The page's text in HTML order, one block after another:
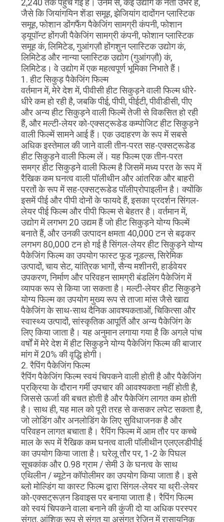
जैसे कि जियांगयिन शेंडा समूह, झेजियांग दादोंगन प्लास्टिक
समूह, फोशान डोंगफैंग पैकेजिंग सामग्री कंपनी, फोशान
ड्यूपॉन्ट होंगजी पैकेजिंग सामग्री कंपनी, फोशान प्लास्टिक
समूह कं, लिमिटेड, गुआंगज़ौ होंगशुन प्लास्टिक उद्योग कं,
लिमिटेड और नान्या प्लास्टिक उद्योग (गुआंगज़ौ) कं,
लिमिटेड। वे उद्योग में एक महत्वपूर्ण भूमिका निभाते हैं।
1. हीट सिकुड़ पैकेजिंग फिल्म
वर्तमान में, मेरे देश में, पीवीसी हीट सिकुड़ने वाली फिल्म धीरे-
धीरे कम हो रही है, जबकि पीई, पीपी, पीईटी, पीवीडीसी, पीए
और अन्य हीट सिकुड़ने वाली फिल्में तेजी से विकसित हो रही
हैं, और मल्टी-लेयर को-एक्सट्रूडेड कम्पोजिट हीट सिकुड़ने
वाली फिल्में सामने आई हैं। एक उदाहरण के रूप में सबसे
अधिक इस्तेमाल की जाने वाली तीन-परत सह-एक्सट्रूडेड
हीट सिकुड़ने वाली फिल्म लें। यह फिल्म एक तीन-परत
समग्र हीट सिकुड़ने वाली फिल्म है जिसमें मध्य परत के रूप में
रैखिक कम घनत्व वाली पॉलीथीन और आंतरिक और बाहरी
परतों के रूप में सह-एक्सट्रूडेड पॉलीप्रोपाइलीन है। क्योंकि
इसमें पीई और पीपी दोनों के फायदे हैं, इसका प्रदर्शन सिंगल-
लेयर पीई फिल्म और पीपी फिल्म से बेहतर है। वर्तमान में,
उद्योग में लगभग 20 उद्यम हैं जो हीट सिकुड़ने योग्य फिल्में
बनाते हैं, और उनकी उत्पादन क्षमता 40,000 टन से बढ़कर
लगभग 80,000 टन हो गई है सिंगल-लेयर हीट सिकुड़ने योग्य
पैकेजिंग फिल्म का उपयोग फास्ट फूड नूडल्स, सिरेमिक
उत्पादों, चाय सेट, यांत्रिक भागों, सैन्य मशीनरी, हार्डवेयर
उपकरण, निर्माण और परिवहन सामग्री बंडलिंग पैकेजिंग में
व्यापक रूप से किया जा सकता है। मल्टी-लेयर हीट सिकुड़ने
योग्य फिल्म का उपयोग मुख्य रूप से ताजा मांस जैसे खाद्य
पैकेजिंग के साथ-साथ दैनिक आवश्यकताओं, चिकित्सा और
स्वास्थ्य उत्पादों, सांस्कृतिक आपूर्ति और अन्य पैकेजिंग के
लिए किया जाता है। यह अनुमान लगाया गया है कि अगले पांच
वर्षों में मेरे देश में हीट सिकुड़ने योग्य पैकेजिंग फिल्म की बाजार
मांग में 20% की वृद्धि होगी।
2. रैपिंग पैकेजिंग फिल्म
रैपिंग पैकेजिंग फिल्म स्वयं चिपकने वाली होती है और पैकेजिंग
प्रक्रिया के दौरान गर्मी उपचार की आवश्यकता नहीं होती है,
जिससे ऊर्जा की बचत होती है और पैकेजिंग लागत कम होती
है। साथ ही, यह माल को पूरी तरह से कसकर लपेट सकता है,
जो लोडिंग और अनलोडिंग के लिए सुविधाजनक है और
परिवहन लागत बचाता है। रैपिंग फिल्म में आम तौर पर कच्चे
माल के रूप में रैखिक कम घनत्व वाली पॉलीथीन एलएलडीपीई
का उपयोग किया जाता है। घरेलू तौर पर, 1-2 के पिघल
सूचकांक और 0.98 ग्राम / सेमी 3 के घनत्व के साथ
एथिलीन / ब्यूटेन कॉपोलीमर का उपयोग किया जाता है। इसे
ब्लो मोल्डिंग या कास्ट फिल्म द्वारा सिंगल-लेयर या थ्री-लेयर
को-एक्सट्रूज़न डिवाइस पर बनाया जाता है। रैपिंग फिल्म
को स्वयं चिपकने वाला बनाने की कुंजी दो या अधिक परस्पर
संगत, आंशिक रूप से संगत या असंगत रेजिन में रासायनिक